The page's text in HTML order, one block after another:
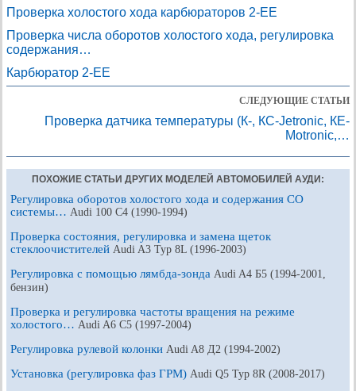
Проверка холостого хода карбюраторов 2-ЕЕ
Проверка числа оборотов холостого хода, регулировка
содержания…
Карбюратор 2-ЕЕ
СЛЕДУЮЩИЕ СТАТЬИ
Проверка датчика температуры (К-, КС-Jetronic, КЕ-
Motronic,…
ПОХОЖИЕ СТАТЬИ ДРУГИХ МОДЕЛЕЙ АВТОМОБИЛЕЙ АУДИ:
Регулировка оборотов холостого хода и содержания CO
системы… Audi 100 С4 (1990-1994)
Проверка состояния, регулировка и замена щеток
стеклоочистителей Audi A3 Typ 8L (1996-2003)
Регулировка с помощью лямбда-зонда Audi A4 Б5 (1994-2001,
бензин)
Проверка и регулировка частоты вращения на режиме
холостого… Audi A6 С5 (1997-2004)
Регулировка рулевой колонки Audi A8 Д2 (1994-2002)
Установка (регулировка фаз ГРМ) Audi Q5 Typ 8R (2008-2017)